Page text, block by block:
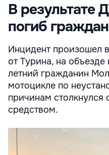
В результате
погиб
Инцидент произошел
от Турина, на
летний гражданин
мотоцикле по
причинам столкнулся
средством.